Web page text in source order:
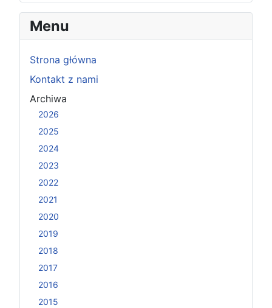
Menu
Strona główna
Kontakt z nami
Archiwa
2026
2025
2024
2023
2022
2021
2020
2019
2018
2017
2016
2015